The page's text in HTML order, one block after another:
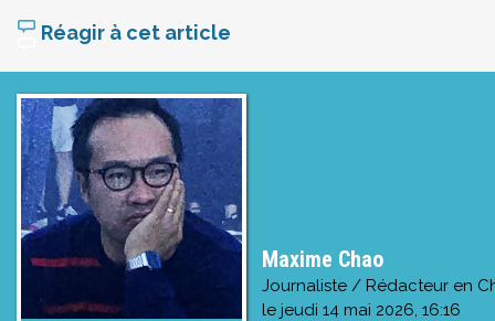
Réagir à cet article
Maxime Chao
Journaliste / Rédacteur en
le jeudi 14 mai 2026, 16:16